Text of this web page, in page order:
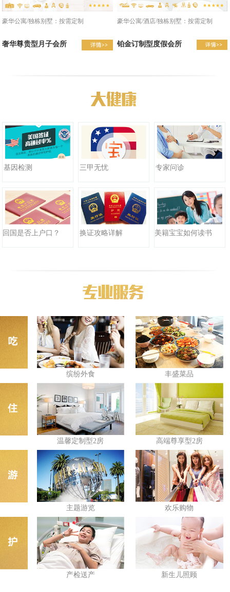
豪华公寓/独栋别墅：按需定制
奢华尊贵型月子会所
豪华公寓/酒店/独栋别墅：按需定制
铂金订制型度假会所
基因检测 三甲无忧 专家问诊
回国是否上户口？ 换证攻略详解 美籍宝宝如何读书
缤纷外食 丰盛菜品
温馨定制型2房 高端尊享型2房
主题游览 欢乐购物
产检送产 新生儿照顾